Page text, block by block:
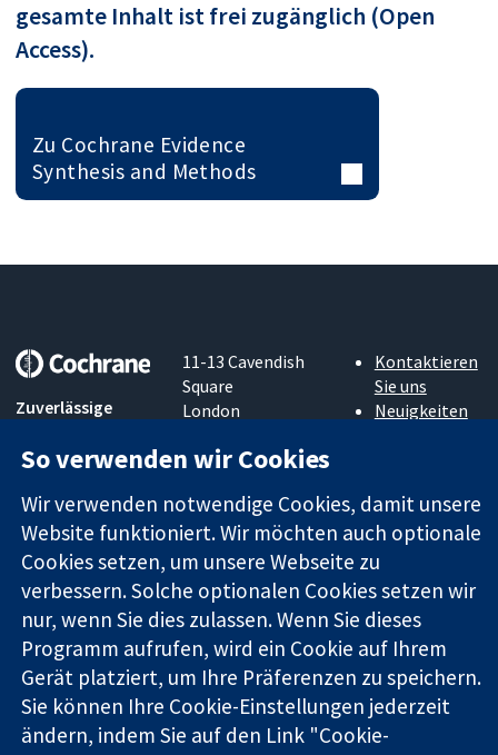
gesamte Inhalt ist frei zugänglich (Open
Access).
Zu Cochrane Evidence
Synthesis and Methods
Zuverlässige
Informierte
Bessere
Gesundheit
11-13 Cavendish
Square
London
Vereinigtes
Kontaktieren
Sie uns
Neuigkeiten
Cochrane
Library
Die Cochrane Collaboration ist eine gemeinützige Organisation
(Nr. 1045921) und in England und in Wales als eine Gesellschaft
mit beschränkter Haftung (Nr. 03044323) registriert.
Umsatzsteuer-Identifikationsnummer GB 718 2127 49.
Copyright © 2026 The Cochrane Collaboration
So verwenden wir Cookies
Wir verwenden notwendige Cookies, damit unsere
Website funktioniert. Wir möchten auch optionale
Cookies setzen, um unsere Webseite zu
verbessern. Solche optionalen Cookies setzen wir
nur, wenn Sie dies zulassen. Wenn Sie dieses
Programm aufrufen, wird ein Cookie auf Ihrem
Gerät platziert, um Ihre Präferenzen zu speichern.
Sie können Ihre Cookie-Einstellungen jederzeit
ändern, indem Sie auf den Link "Cookie-